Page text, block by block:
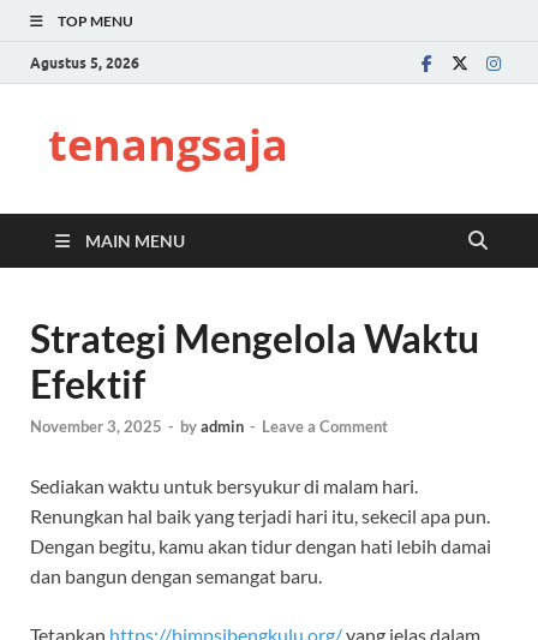
TOP MENU
Agustus 5, 2026
tenangsaja
MAIN MENU
Strategi Mengelola Waktu
Efektif
November 3, 2025 - byadmin - Leave a Comment
Sediakan waktu untuk bersyukur di malam hari.
Renungkan hal baik yang terjadi hari itu, sekecil apa pun.
Dengan begitu, kamu akan tidur dengan hati lebih damai
dan bangun dengan semangat baru.
Tetapkan https://himpsibengkulu.org/yang jelas dalam